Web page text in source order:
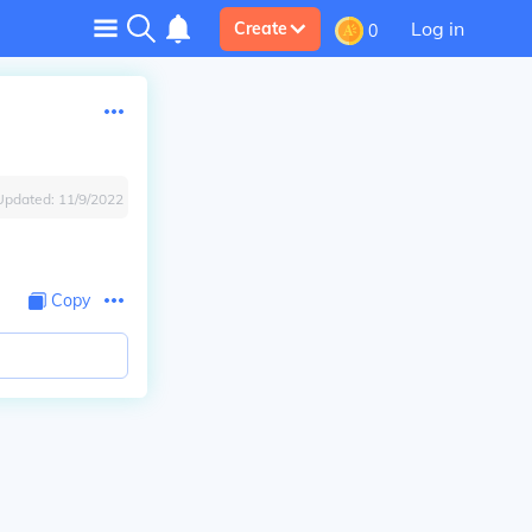
Create 0 Log in
11/9/2022
Copy